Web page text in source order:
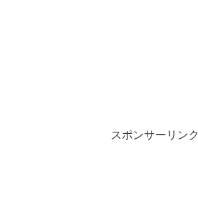
スポンサーリンク